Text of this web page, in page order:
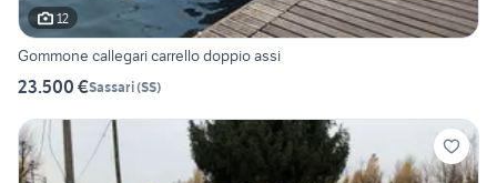
12
Gommone callegari carrello doppio assi
23.500 €Sassari(SS)